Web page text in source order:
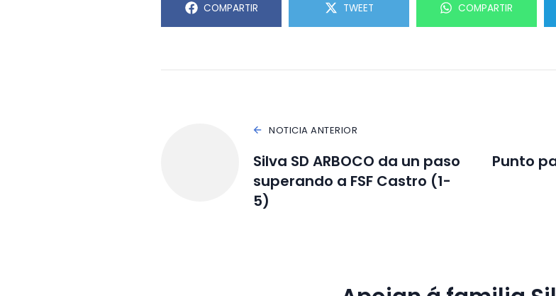
COMPARTIR TWEET COMPARTIR
NOTICIA ANTERIOR
Silva SD ARBOCO da un paso
superando a FSF Castro (1-
5)
Punto